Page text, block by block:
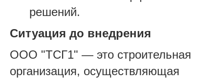
решений.
Ситуация до внедрения
ООО "ТСГ1" — это строительная
организация, осуществляющая